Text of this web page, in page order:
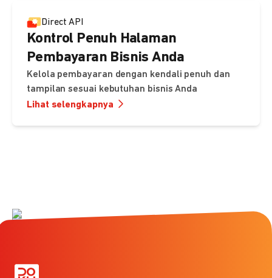
Direct API
Kontrol Penuh Halaman
Pembayaran Bisnis Anda
Kelola pembayaran dengan kendali penuh dan
tampilan sesuai kebutuhan bisnis Anda
Lihat selengkapnya